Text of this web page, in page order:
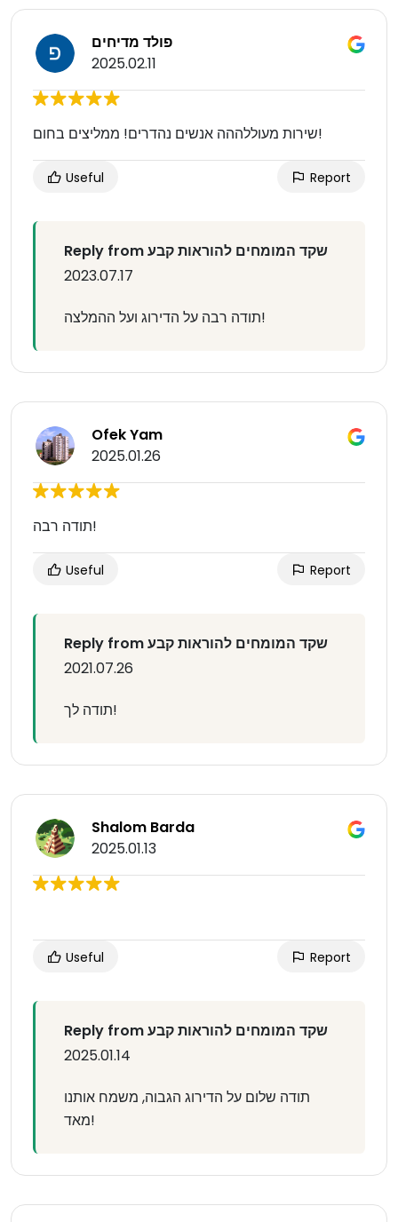
פולד מדיחים
2025.02.11
שירות מעוללההה אנשים נהדרים! ממליצים בחום!
Useful Report
Reply from שקד המומחים להוראות קבע
2023.07.17
תודה רבה על הדירוג ועל ההמלצה!
Ofek Yam
2025.01.26
תודה רבה!
Useful Report
Reply from שקד המומחים להוראות קבע
2021.07.26
תודה לך!
Shalom Barda
2025.01.13
Useful Report
Reply from שקד המומחים להוראות קבע
2025.01.14
תודה שלום על הדירוג הגבוה, משמח אותנו
מאד!